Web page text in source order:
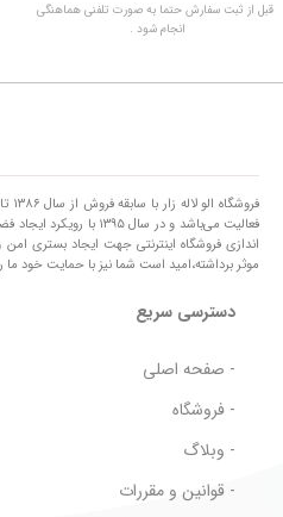
قبل از ثبت سفارش حتما به صورت تلفنی هماهنگی
انجام شود .
فعالیت می‌باشد و در سال
اندازی فروشگاه اینترنتی جهت ایجاد بستری
موثر برداشته،امید است شما نیز با حمایت خود ما
دسترسی سریع
- صفحه اصلی
- فروشگاه
- وبلاگ
- قوانین و مقررات